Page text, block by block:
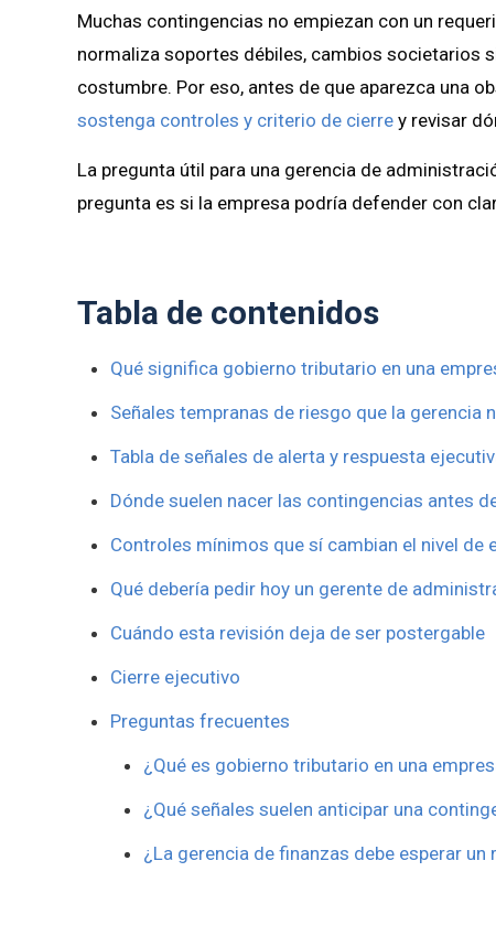
Muchas contingencias no empiezan con un
normaliza soportes débiles, cambios societarios
costumbre. Por eso, antes de que aparezca una
sostenga controles y criterio de cierre y revisar
La pregunta útil para una gerencia de
pregunta es si la empresa podría defender con
Tabla de contenidos
Qué significa gobierno tributario en una
Señales tempranas de riesgo que la gerencia
Tabla de señales de alerta y respuesta
Dónde suelen nacer las contingencias antes
Controles mínimos que sí cambian el nivel de
Qué debería pedir hoy un gerente de
Cuándo esta revisión deja de ser postergable
Cierre ejecutivo
Preguntas frecuentes
¿Qué es gobierno tributario en una
¿Qué señales suelen anticipar una
¿La gerencia de finanzas debe esperar